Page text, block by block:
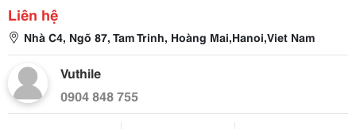
Liên hệ
Nhà C4, Ngõ 87, Tam Trinh, Hoàng Mai,Hanoi,Viet Nam
Vuthile
0904 848 755